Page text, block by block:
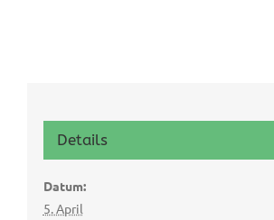
Details
Datum:
5. April